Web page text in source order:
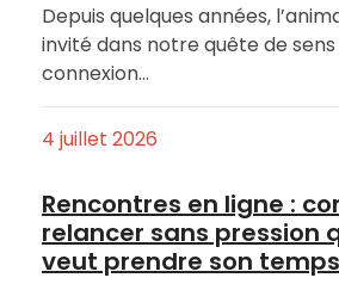
Depuis quelques années,
invité dans notre quête de
connexion…
4 juillet 2026
Rencontres en ligne :
relancer sans pression
veut prendre son temps